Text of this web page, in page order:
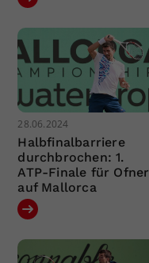
28.06.2024
Halbfinalbarriere
durchbrochen: 1.
ATP-Finale für Ofner
auf Mallorca